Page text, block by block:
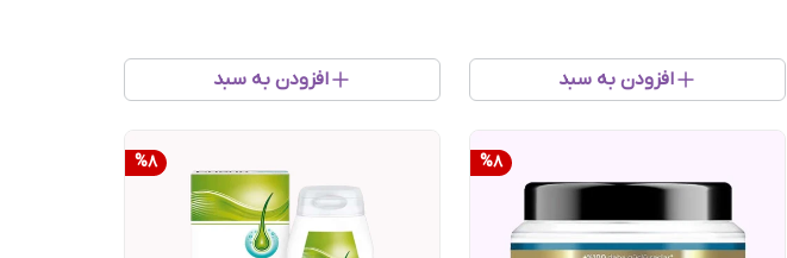
افزودن به سبد افزودن به سبد
%8
%8